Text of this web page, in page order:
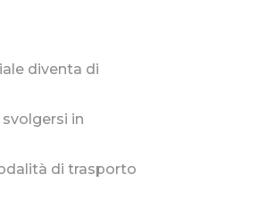
diventa di
in
di trasporto